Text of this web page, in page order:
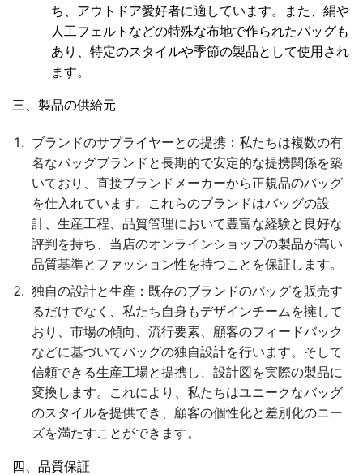
ち、アウトドア愛好者に適しています。また、絹や
人工フェルトなどの特殊な布地で作られたバッグも
あり、特定のスタイルや季節の製品として使用され
ます。
三、製品の供給元
ブランドのサプライヤーとの提携 ：私たちは複数の有
名なバッグブランドと長期的で安定的な提携関係を築
いており、直接ブランドメーカーから正規品のバッグ
を仕入れています。これらのブランドはバッグの設
計、生産工程、品質管理において豊富な経験と良好な
評判を持ち、当店のオンラインショップの製品が高い
品質基準とファッション性を持つことを保証します。
独自の設計と生産 ：既存のブランドのバッグを販売す
るだけでなく、私たち自身もデザインチームを擁して
おり、市場の傾向、流行要素、顧客のフィードバック
などに基づいてバッグの独自設計を行います。そして
信頼できる生産工場と提携し、設計図を実際の製品に
変換します。これにより、私たちはユニークなバッグ
のスタイルを提供でき、顧客の個性化と差別化のニー
ズを満たすことができます。
四、品質保証